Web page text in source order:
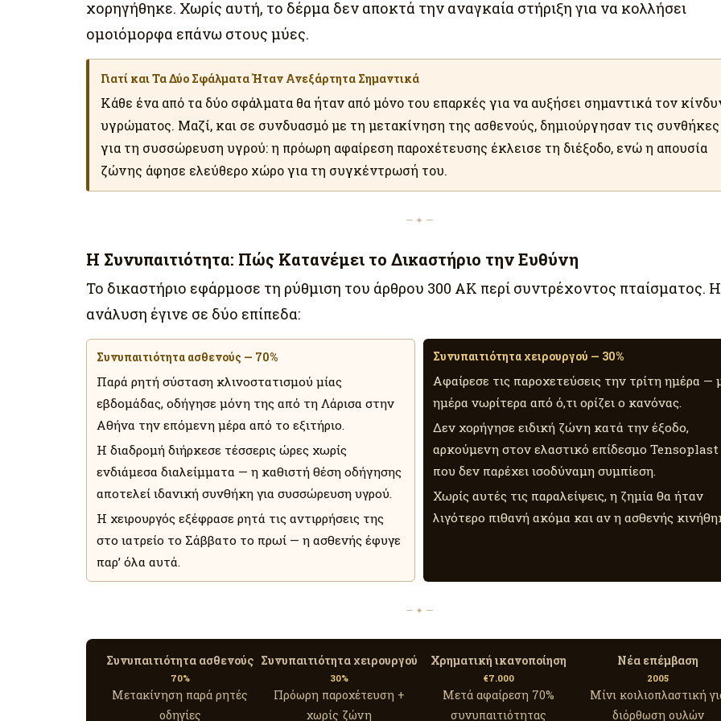
χορηγήθηκε. Χωρίς αυτή, το δέρμα δεν αποκτά την αναγκαία στήριξη για να κολλήσει
ομοιόμορφα επάνω στους μύες.
Γιατί και Τα Δύο Σφάλματα Ήταν Ανεξάρτητα Σημαντικά
Κάθε ένα από τα δύο σφάλματα θα ήταν από μόνο του επαρκές για να αυξήσει σημαντικά τον
υγρώματος. Μαζί, και σε συνδυασμό με τη μετακίνηση της ασθενούς, δημιούργησαν τις συνθήκες
για τη συσσώρευση υγρού: η πρόωρη αφαίρεση παροχέτευσης έκλεισε τη διέξοδο, ενώ η απουσία
ζώνης άφησε ελεύθερο χώρο για τη συγκέντρωσή του.
— ✦ —
Η Συνυπαιτιότητα: Πώς Κατανέμει το Δικαστήριο την Ευθύνη
Το δικαστήριο εφάρμοσε τη ρύθμιση του άρθρου 300 ΑΚ περί συντρέχοντος πταίσματος. Η
ανάλυση έγινε σε δύο επίπεδα:
Συνυπαιτιότητα ασθενούς — 70%
Παρά ρητή σύσταση κλινοστατισμού μίας
εβδομάδας, οδήγησε μόνη της από τη Λάρισα στην
Αθήνα την επόμενη μέρα από το εξιτήριο.
Η διαδρομή διήρκεσε τέσσερις ώρες χωρίς
ενδιάμεσα διαλείμματα — η καθιστή θέση οδήγησης
αποτελεί ιδανική συνθήκη για συσσώρευση υγρού.
Η χειρουργός εξέφρασε ρητά τις αντιρρήσεις της
στο ιατρείο το Σάββατο το πρωί — η ασθενής έφυγε
παρ’ όλα αυτά.
Συνυπαιτιότητα χειρουργού — 30%
Αφαίρεσε τις παροχετεύσεις την τρίτη ημέρα —
ημέρα νωρίτερα από ό,τι ορίζει ο κανόνας.
Δεν χορήγησε ειδική ζώνη κατά την έξοδο,
αρκούμενη στον ελαστικό επίδεσμο Tensoplast
που δεν παρέχει ισοδύναμη συμπίεση.
Χωρίς αυτές τις παραλείψεις, η ζημία θα ήταν
λιγότερο πιθανή ακόμα και αν η ασθενής
— ✦ —
Συνυπαιτιότητα ασθενούς
70%
Μετακίνηση παρά ρητές
οδηγίες
Συνυπαιτιότητα χειρουργού
30%
Πρόωρη παροχέτευση +
χωρίς ζώνη
Χρηματική ικανοποίηση
€7.000
Μετά αφαίρεση 70%
συνυπαιτιότητας
Νέα επέμβαση
2005
Μίνι κοιλιοπλαστική
διόρθωση ουλών